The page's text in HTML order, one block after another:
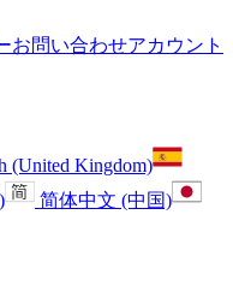
お問い合わせアカウント
(United Kingdom)
简体中文 (中国)